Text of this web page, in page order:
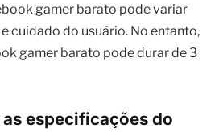
gamer barato pode variar
cuidado do usuário. No entanto,
gamer barato pode durar de 3
especificações do